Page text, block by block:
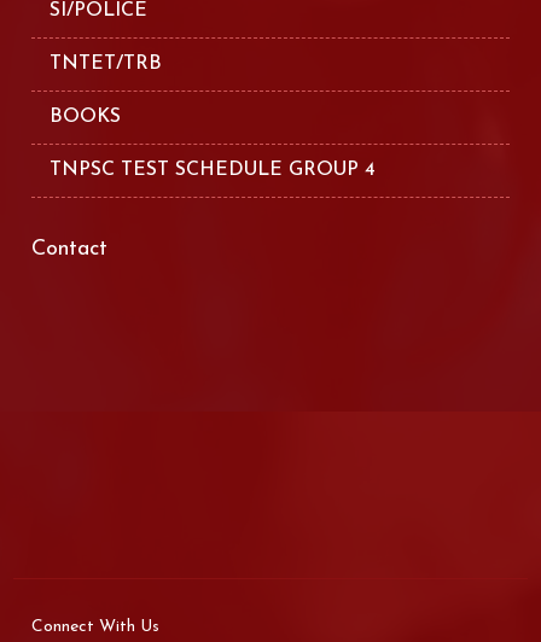
SI/POLICE
TNTET/TRB
BOOKS
TNPSC TEST SCHEDULE GROUP 4
Contact
Connect With Us